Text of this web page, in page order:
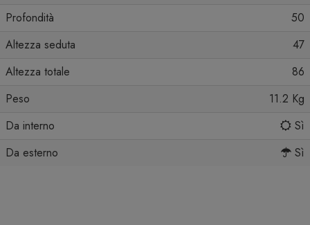
Profondità
50
Altezza seduta
47
Altezza totale
86
Peso
11.2 Kg
Da interno
Sì
Da esterno
Sì